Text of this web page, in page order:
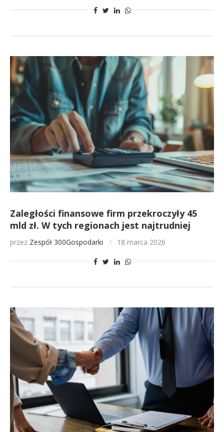
Zaległości finansowe firm przekroczyły 45
mld zł. W tych regionach jest najtrudniej
przez Zespół 300Gospodarki 18 marca 2026